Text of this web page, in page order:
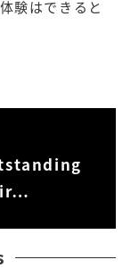
験はできると